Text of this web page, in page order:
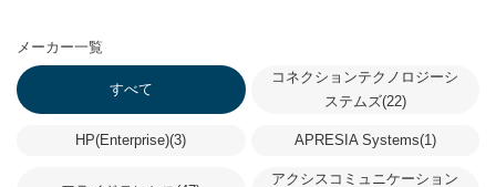
メーカー一覧
すべて
コネクションテクノロジーシ
ステムズ(22)
HP(Enterprise)(3) APRESIA Systems(1)
アクシスコミュニケーション